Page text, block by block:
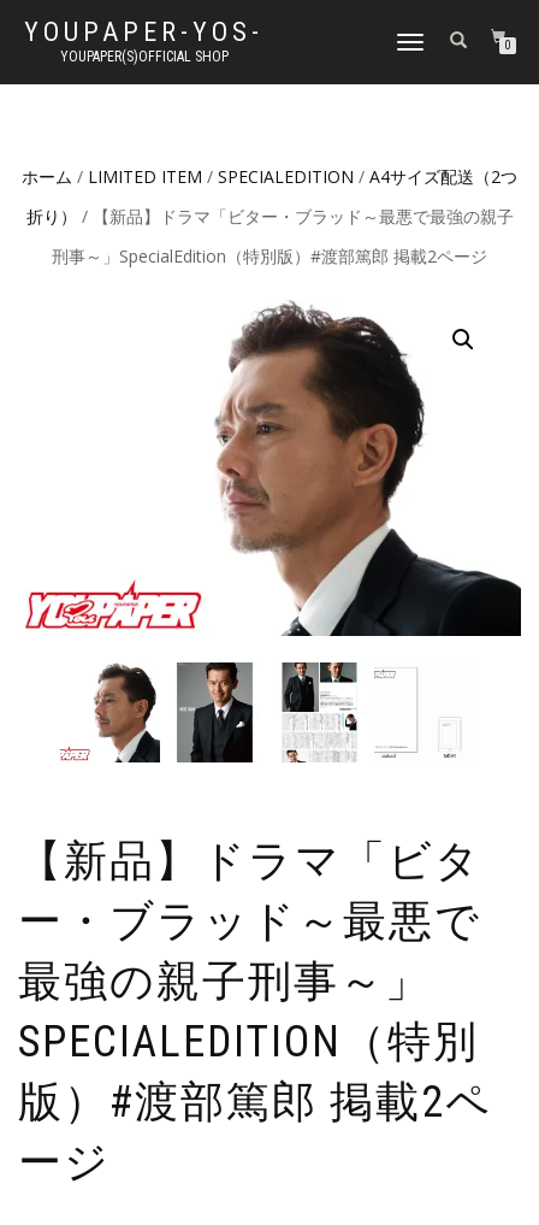
YOUPAPER-YOS-
YOUPAPER(S)OFFICIAL SHOP
ナ
ゲ
ン
り
替
0
ホーム / LIMITED ITEM / SPECIALEDITION / A4サイズ配送（2つ
折り）
/ 【新品】ドラマ「ビター・ブラッド～最悪で最強の親子
刑事～」SpecialEdition（特別版）#渡部篤郎 掲載2ページ
【新品】ドラマ「ビタ
ー・ブラッド～最悪で
最強の親子刑事～」
SPECIALEDITION（特別
版）#渡部篤郎 掲載2ペ
ージ